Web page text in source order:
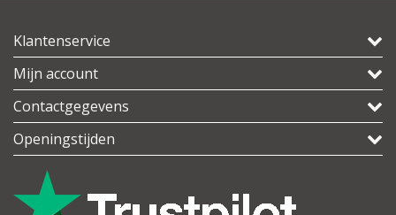
Klantenservice
Mijn account
Contactgegevens
Openingstijden